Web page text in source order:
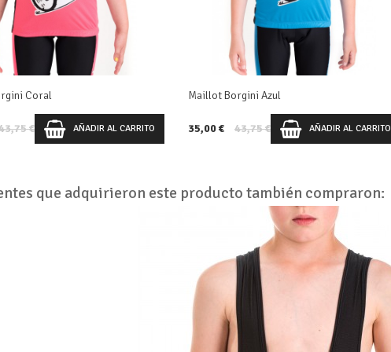
Coral
€ AÑADIR AL CARRITO
Maillot Borgini Azul
35,00 € 43,75 € AÑADIR AL CARRITO
que adquirieron este producto también compraron: